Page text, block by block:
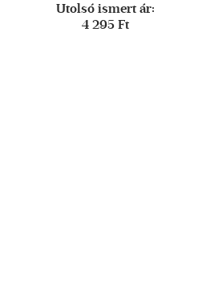
Utolsó ismert ár:
4 295 Ft